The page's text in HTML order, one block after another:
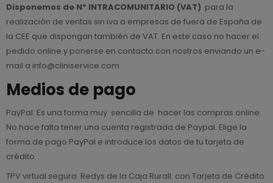
Disponemos de Nº INTRACOMUNITARIO (VAT) para la
realización de ventas sin iva a empresas de fuera de España de
la CEE que dispongan también de VAT. En este caso no hacer el
pedido online y ponerse en contacto con nostros enviando un e-
mail a info@cliniservice.com
Medios de pago
PayPal: Es una forma muy sencilla de hacer las compras online.
No hace falta tener una cuenta registrada de Paypal. Elige la
forma de pago PayPal e introduce los datos de tu tarjeta de
crédito.
TPV virtual segura Redys de la Caja Rurall: con Tarjeta de Crédito